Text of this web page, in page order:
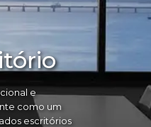
e
como um
escritórios